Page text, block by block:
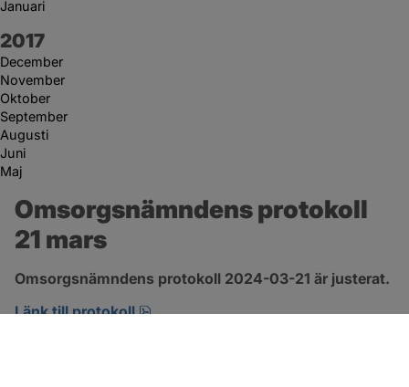
Januari
År:
2017
December
November
Oktober
September
Augusti
Juni
Maj
Omsorgsnämndens protokoll
21 mars
Omsorgsnämndens protokoll 2024-03-21 är justerat.
Länk till protokoll
pdf, 274.2 kB, öppnas i nytt fönster.